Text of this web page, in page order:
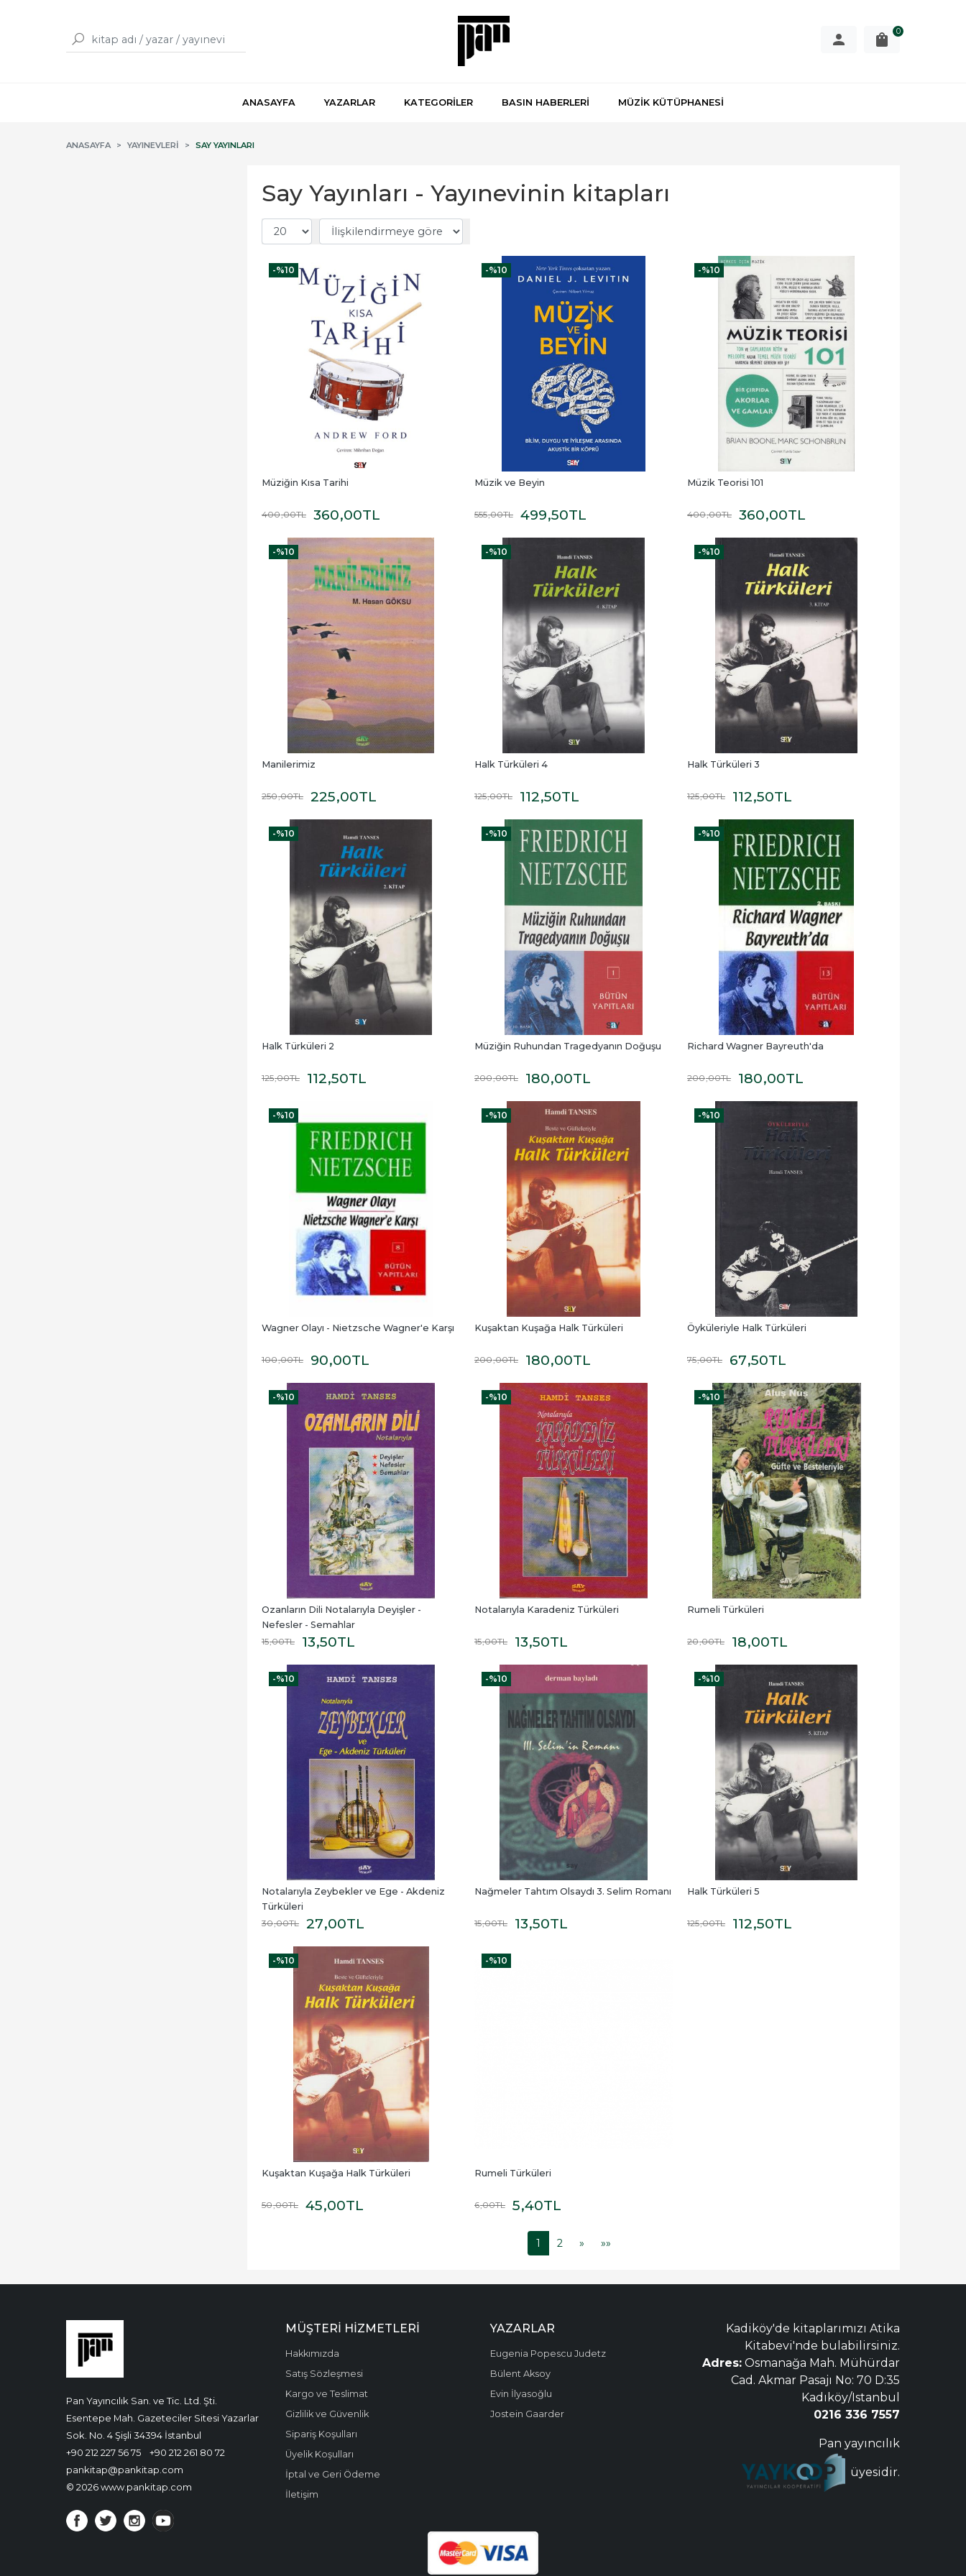
0
ANASAYFA YAZARLAR KATEGORİLER BASIN HABERLERİ MÜZİK KÜTÜPHANESİ
ANASAYFA YAYINEVLERI SAY YAYINLARI
Say Yayınları - Yayınevinin kitapları
-%10
Müziğin Kısa Tarihi
400,00TL 360,00TL
-%10
Müzik ve Beyin
555,00TL 499,50TL
-%10
Müzik Teorisi 101
400,00TL 360,00TL
-%10
Manilerimiz
250,00TL 225,00TL
-%10
Halk Türküleri 4
125,00TL 112,50TL
-%10
Halk Türküleri 3
125,00TL 112,50TL
-%10
Halk Türküleri 2
125,00TL 112,50TL
-%10
Müziğin Ruhundan Tragedyanın Doğuşu
200,00TL 180,00TL
-%10
Richard Wagner Bayreuth'da
200,00TL 180,00TL
-%10
Wagner Olayı - Nietzsche Wagner'e Karşı
100,00TL 90,00TL
-%10
Kuşaktan Kuşağa Halk Türküleri
200,00TL 180,00TL
-%10
Öyküleriyle Halk Türküleri
75,00TL 67,50TL
-%10
Ozanların Dili Notalarıyla Deyişler -
Nefesler - Semahlar
15,00TL 13,50TL
-%10
Notalarıyla Karadeniz Türküleri
15,00TL 13,50TL
-%10
Rumeli Türküleri
20,00TL 18,00TL
-%10
Notalarıyla Zeybekler ve Ege - Akdeniz
Türküleri
30,00TL 27,00TL
-%10
Nağmeler Tahtım Olsaydı 3. Selim Romanı
15,00TL 13,50TL
-%10
Halk Türküleri 5
125,00TL 112,50TL
-%10
Kuşaktan Kuşağa Halk Türküleri
50,00TL 45,00TL
-%10
Rumeli Türküleri
6,00TL 5,40TL
1 2 » »»
Pan Yayıncılık San. ve Tic. Ltd. Şti.
Esentepe Mah. Gazeteciler Sitesi Yazarlar
Sok. No. 4 Şişli 34394 İstanbul
+90 212 227 56 75
+90 212 261 80 72
pankitap@pankitap.com
© 2026 www.pankitap.com
MÜŞTERI HIZMETLERI
Hakkımızda
Satış Sözleşmesi
Kargo ve Teslimat
Gizlilik ve Güvenlik
Sipariş Koşulları
Üyelik Koşulları
İptal ve Geri Ödeme
İletişim
YAZARLAR
Eugenia Popescu Judetz
Bülent Aksoy
Evin İlyasoğlu
Jostein Gaarder
Kadiköy'de kitaplarımızı Atika
Kitabevi'nde bulabilirsiniz.
Adres: Osmanağa Mah. Mühürdar
Cad. Akmar Pasajı No: 70 D:35
Kadıköy/Istanbul
0216 336 7557
Pan yayıncılık
üyesidir.